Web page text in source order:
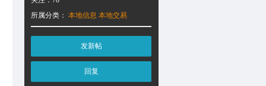
所属分类： 本地信息 本地交易
发新帖
回复